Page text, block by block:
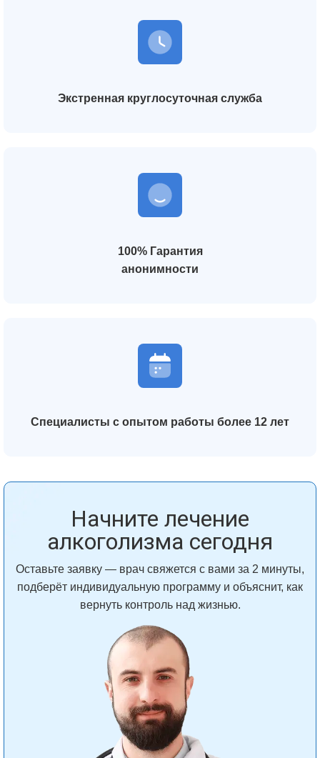
Экстренная круглосуточная служба
100% Гарантия
анонимности
Специалисты с опытом работы более 12 лет
Начните лечение
алкоголизма сегодня
Оставьте заявку — врач свяжется с вами за 2 минуты,
подберёт индивидуальную программу и объяснит, как
вернуть контроль над жизнью.